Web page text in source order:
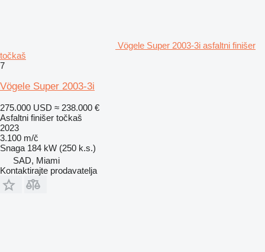
Vögele Super 2003-3i asfaltni finišer
točkaš
7
Vögele Super 2003-3i
275.000 USD ≈ 238.000 €
Asfaltni finišer točkaš
2023
3.100 m/č
Snaga 184 kW (250 k.s.)
SAD, Miami
Kontaktirajte prodavatelja